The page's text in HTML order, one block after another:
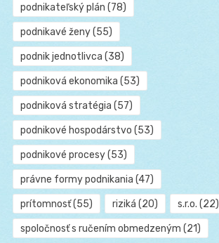
podnikateľský plán (78)
podnikavé ženy(55)
podnik jednotlivca (38)
podniková ekonomika (53)
podniková stratégia (57)
podnikové hospodárstvo (53)
podnikové procesy(53)
právne formy podnikania (47)
prítomnosť(55) riziká (20) s.r.o. (22)
spoločnosť s ručením obmedzeným (21)